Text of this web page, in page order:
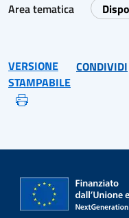
Area tematica
VERSIONE
STAMPABILE
CONDIVIDI